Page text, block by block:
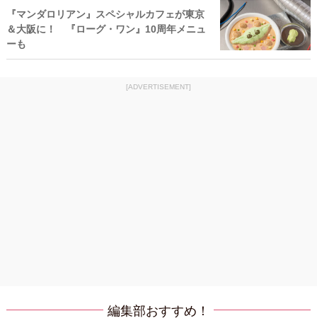
『マンダロリアン』スペシャルカフェが東京
＆大阪に！ 『ローグ・ワン』10周年メニュ
ーも
[ADVERTISEMENT]
編集部おすすめ！